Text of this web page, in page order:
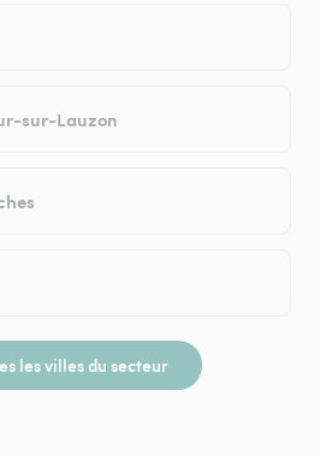
sur-Lauzon
les villes du secteur